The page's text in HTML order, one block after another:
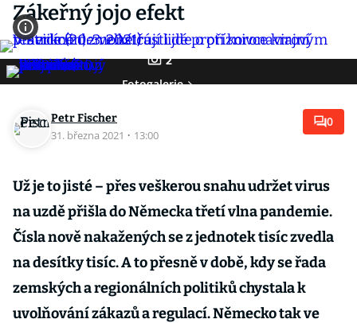
Zákeřný jojo efekt
2
Fotogalerie
Petr Fischer
31. března 2021 · 13:00
0
Už je to jisté – přes veškerou snahu udržet virus
na uzdě přišla do Německa třetí vlna pandemie.
Čísla nově nakažených se z jednotek tisíc zvedla
na desítky tisíc. A to přesně v době, kdy se řada
zemských a regionálních politiků chystala k
uvolňování zákazů a regulací. Německo tak ve